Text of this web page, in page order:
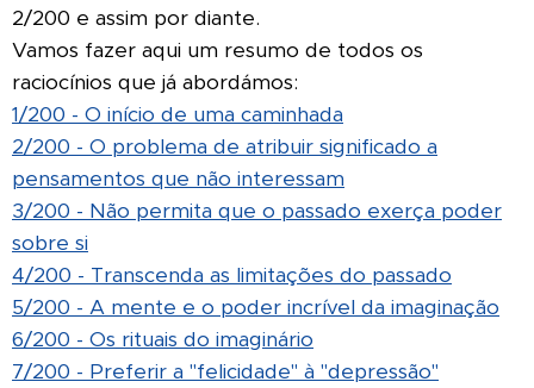
2/200 e assim por diante.
Vamos fazer aqui um resumo de todos os
raciocínios que já abordámos:
1/200 - O início de uma caminhada
2/200 - O problema de atribuir significado a
pensamentos que não interessam
3/200 - Não permita que o passado exerça poder
sobre si
4/200 - Transcenda as limitações do passado
5/200 - A mente e o poder incrível da imaginação
6/200 - Os rituais do imaginário
7/200 - Preferir a "felicidade" à "depressão"